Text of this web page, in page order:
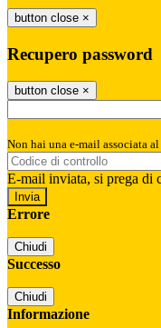
button close ×
Recupero password
button close ×
Non hai una e-mail associata
E-mail inviata, si prega di
Errore
Chiudi
Successo
Chiudi
Informazione